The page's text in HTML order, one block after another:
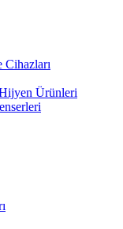
Ürünleri